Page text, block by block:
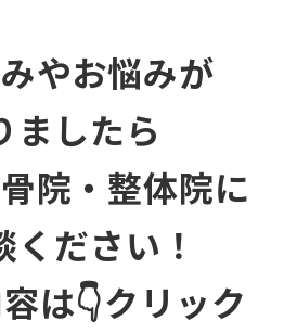
やお悩みが
ましたら
院・整体院に
ください！
は👇クリック